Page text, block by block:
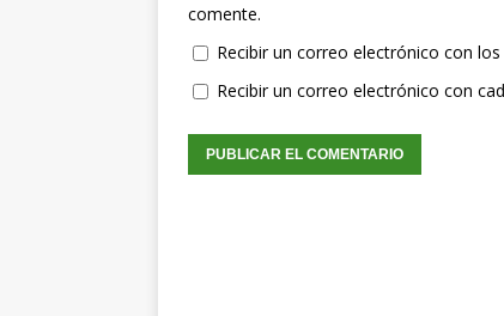
comente.
Recibir un correo electrónico con
Recibir un correo electrónico con